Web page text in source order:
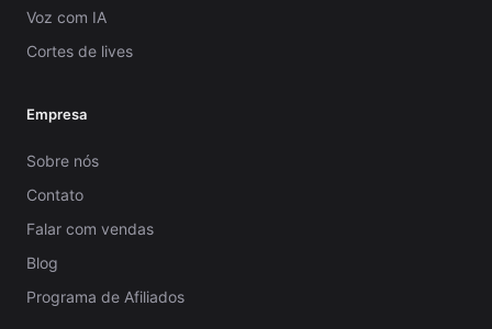
Voz com IA
Cortes de lives
Empresa
Sobre nós
Contato
Falar com vendas
Blog
Programa de Afiliados